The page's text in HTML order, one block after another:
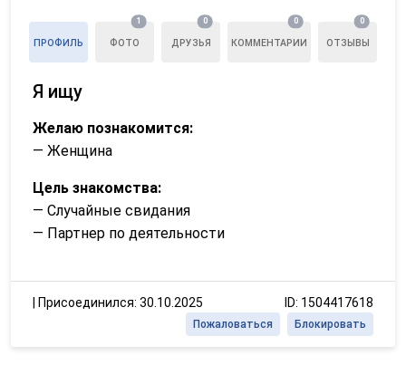
ПРОФИЛЬ ФОТО
1
ДРУЗЬЯ
0
КОММЕНТАРИИ
0
ОТЗЫВЫ
0
Я ищу
Желаю познакомится:
— Женщина
Цель знакомства:
— Случайные свидания
— Партнер по деятельности
Присоединился: 30.10.2025 ID: 1504417618
Блокировать
Пожаловаться